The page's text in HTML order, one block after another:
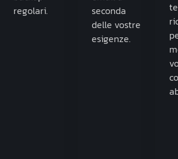
regolari.
seconda
delle vostre
esigenze.